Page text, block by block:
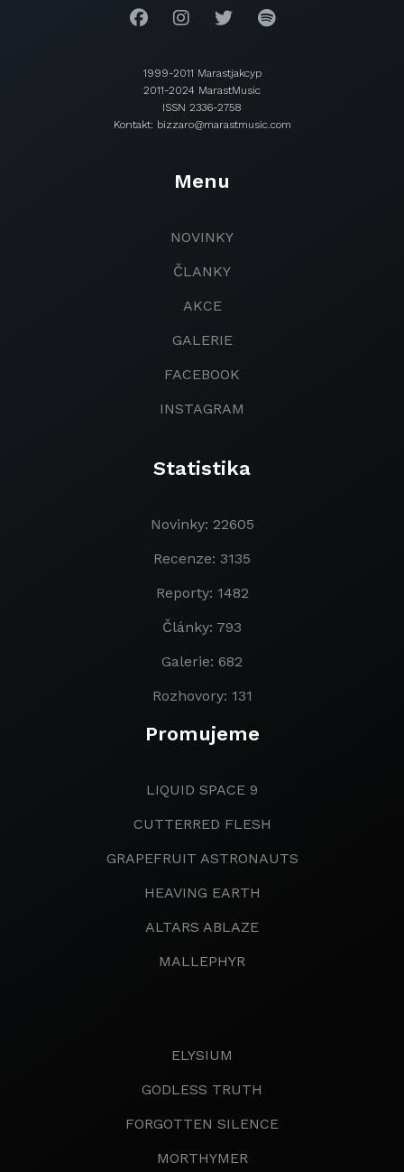
1999-2011 Marastjakcyp
2011-2024 MarastMusic
ISSN 2336-2758
Kontakt: bizzaro@marastmusic.com
Menu
NOVINKY
ČLANKY
AKCE
GALERIE
FACEBOOK
INSTAGRAM
Statistika
Novinky: 22605
Recenze: 3135
Reporty: 1482
Články: 793
Galerie: 682
Rozhovory: 131
Promujeme
LIQUID SPACE 9
CUTTERRED FLESH
GRAPEFRUIT ASTRONAUTS
HEAVING EARTH
ALTARS ABLAZE
MALLEPHYR
ELYSIUM
GODLESS TRUTH
FORGOTTEN SILENCE
MORTHYMER